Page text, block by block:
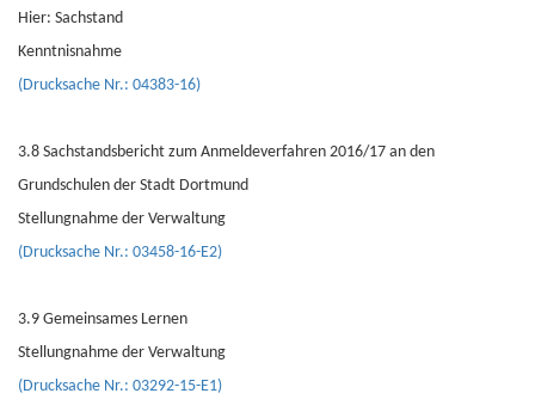
Hier: Sachstand
Kenntnisnahme
(Drucksache Nr.: 04383-16)
3.8 Sachstandsbericht zum Anmeldeverfahren 2016/17 an den
Grundschulen der Stadt Dortmund
Stellungnahme der Verwaltung
(Drucksache Nr.: 03458-16-E2)
3.9 Gemeinsames Lernen
Stellungnahme der Verwaltung
(Drucksache Nr.: 03292-15-E1)